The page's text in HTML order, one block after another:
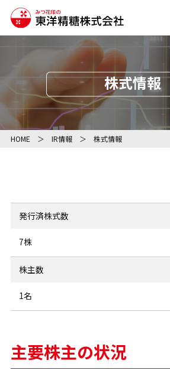
株式情報
HOME IR情報 株式情報
発行済株式数
7株
株主数
1名
主要株主の状況